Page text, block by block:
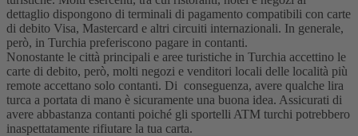
dettaglio dispongono di terminali di pagamento compatibili con carte
di debito Visa, Mastercard e altri circuiti internazionali. In generale,
però, in Turchia preferiscono pagare in contanti.
Nonostante le città principali e aree turistiche in Turchia accettino le
carte di debito, però, molti negozi e venditori locali delle località più
remote accettano solo contanti. Di conseguenza, avere qualche lira
turca a portata di mano è sicuramente una buona idea. Assicurati di
avere abbastanza contanti poiché gli sportelli ATM turchi potrebbero
inaspettatamente rifiutare la tua carta.